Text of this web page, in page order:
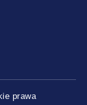
prawa